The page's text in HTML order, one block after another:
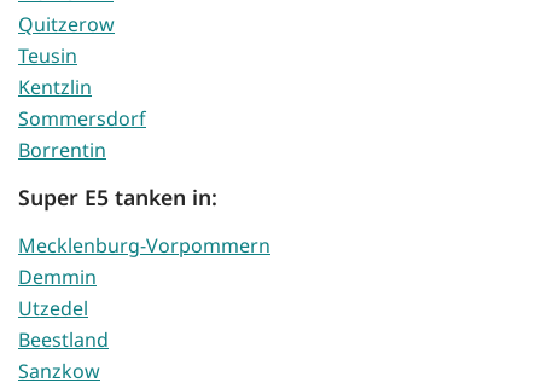
Quitzerow
Teusin
Kentzlin
Sommersdorf
Borrentin
Super E5 tanken in:
Mecklenburg-Vorpommern
Demmin
Utzedel
Beestland
Sanzkow